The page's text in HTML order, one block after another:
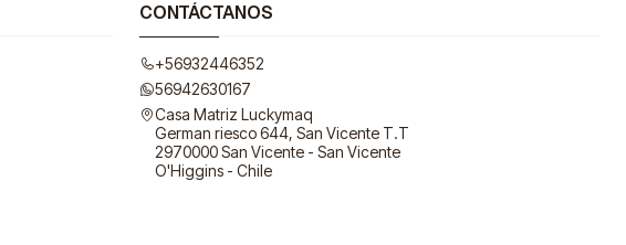
CONTÁCTANOS
+56932446352
56942630167
Casa Matriz Luckymaq
German riesco 644, San Vicente T.T
2970000 San Vicente - San Vicente
O'Higgins - Chile